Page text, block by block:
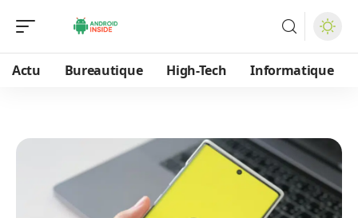
Actu Bureautique High-Tech Informatique